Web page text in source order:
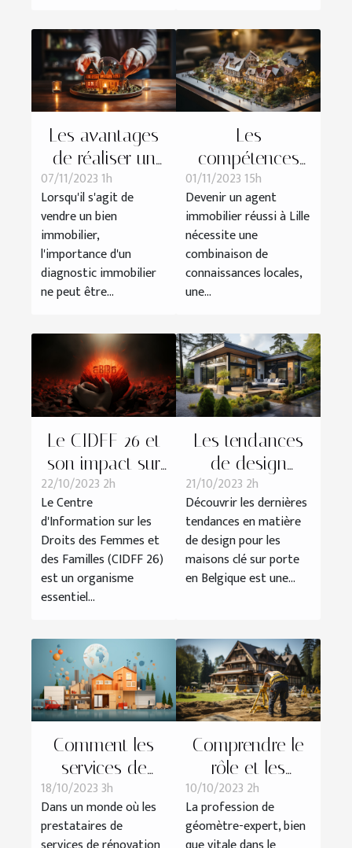
Les avantages
de réaliser un
diagnostic
immobilier avant
la vente
07/11/2023 1h
Lorsqu'il s'agit de
vendre un bien
immobilier,
l'importance d'un
diagnostic immobilier
ne peut être...
Les
compétences
essentielles d'un
agent immobilier
à Lille
01/11/2023 15h
Devenir un agent
immobilier réussi à Lille
nécessite une
combinaison de
connaissances locales,
une...
Le CIDFF 26 et
son impact sur
l'économie
locale
22/10/2023 2h
Le Centre
d'Information sur les
Droits des Femmes et
des Familles (CIDFF 26)
est un organisme
essentiel...
Les tendances
de design
actuelles pour
les maisons clé
sur porte en
Belgique
21/10/2023 2h
Découvrir les dernières
tendances en matière
de design pour les
maisons clé sur porte
en Belgique est une...
Comment les
services de
Camif Habitat se
comparent-ils
aux autres
18/10/2023 3h
Dans un monde où les
prestataires de
Comprendre le
rôle et les
responsabilités
d'un géomètre-
expert
10/10/2023 2h
La profession de
géomètre-expert, bien